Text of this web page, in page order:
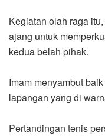
Kegiatan olah raga
ajang untuk
kedua belah pihak.
Imam menyambut
lapangan yang di
Pertandingan tenis